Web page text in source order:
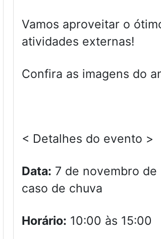
Vamos aproveitar o
atividades externas!
Confira as imagens do
< Detalhes do evento >
Data: 7 de novembro de
caso de chuva
Horário: 10:00 às 15:00